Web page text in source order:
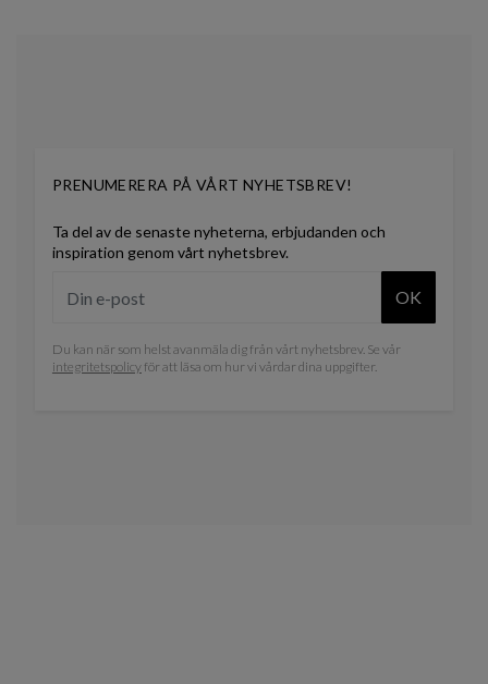
PRENUMERERA PÅ VÅRT NYHETSBREV!
Ta del av de senaste nyheterna, erbjudanden och
inspiration genom vårt nyhetsbrev.
OK
Du kan när som helst avanmäla dig från vårt nyhetsbrev. Se vår
integritetspolicyför att läsa om hur vi vårdar dina uppgifter.